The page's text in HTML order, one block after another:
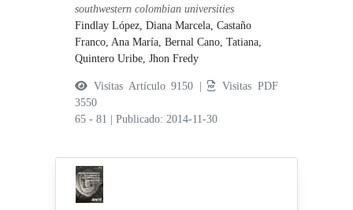
southwestern colombian universities
Findlay López, Diana Marcela,Castaño
Franco, Ana María,Bernal Cano, Tatiana,
Quintero Uribe, Jhon Fredy
Visitas Artículo 9150 |
Visitas PDF
3550
65 - 81
|Publicado: 2014-11-30